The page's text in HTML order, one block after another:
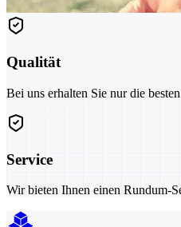
Qualität
Bei uns erhalten Sie nur die
Service
Wir bieten Ihnen einen Rundum-